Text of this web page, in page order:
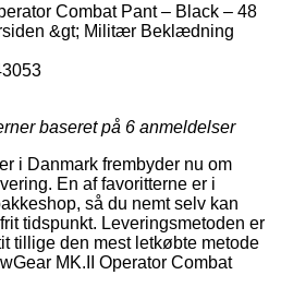
Combat Pant – Black – 48
&gt; Militær Beklædning
baseret på 6 anmeldelser
i Danmark frembyder nu om
En af favoritterne er i
så du nemt selv kan
tidspunkt. Leveringsmetoden er
tillige den mest letkøbte metode
MK.II Operator Combat